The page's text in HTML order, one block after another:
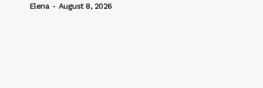
Elena - August 8, 2026